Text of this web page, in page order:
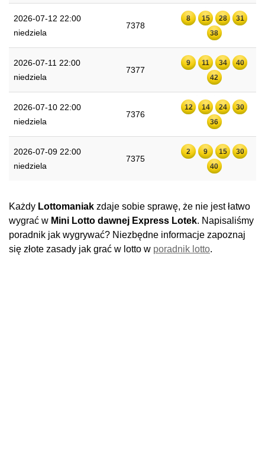
2026-07-12 22:00
niedziela
7378
8 15 28
31
38
2026-07-11 22:00
niedziela
7377
9 11 34
40
42
2026-07-10 22:00
niedziela
7376
12 14 24
30
36
2026-07-09 22:00
niedziela
7375
2 9 15
30
40
Każdy Lottomaniak zdaje sobie sprawę, że nie jest łatwo
wygrać w Mini Lotto dawnej Express Lotek. Napisaliśmy
poradnik jak wygrywać? Niezbędne informacje zapoznaj
się złote zasady jak grać w lotto w poradnik lotto.